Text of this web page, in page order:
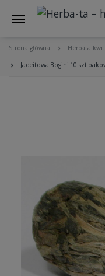
Strona główna Herbata
Jadeitowa Bogini 10 szt